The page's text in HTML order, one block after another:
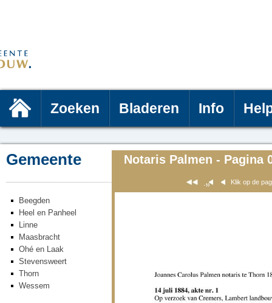
Zoeken Bladeren Info
Gemeente
Beegden
Heel en Panheel
Linne
Maasbracht
Ohé en Laak
Stevensweert
Thorn
Wessem
Notaris Palmen - Pagina
Klik op de